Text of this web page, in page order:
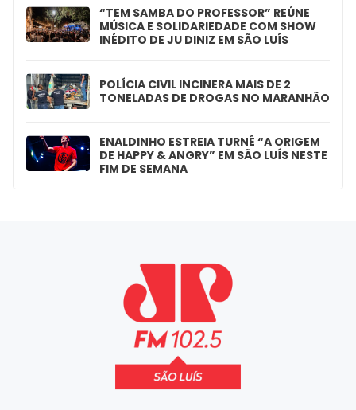
“TEM SAMBA DO PROFESSOR” REÚNE
MÚSICA E SOLIDARIEDADE COM SHOW
INÉDITO DE JU DINIZ EM SÃO LUÍS
POLÍCIA CIVIL INCINERA MAIS DE 2
TONELADAS DE DROGAS NO MARANHÃO
ENALDINHO ESTREIA TURNÊ “A ORIGEM
DE HAPPY & ANGRY” EM SÃO LUÍS NESTE
FIM DE SEMANA